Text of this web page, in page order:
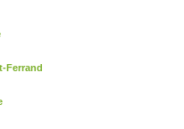
Ferrand